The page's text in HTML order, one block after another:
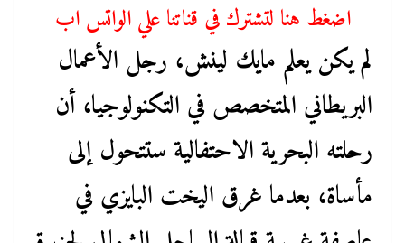
اضغط هنا لتشترك في قناتنا علي الواتس اب
لم يكن يعلم مايك لينش، رجل الأعمال
البريطاني المتخصص في التكنولوجيا، أن
رحلته البحرية الاحتفالية ستتحول إلى
مأساة، بعدما غرق اليخت البايزي في